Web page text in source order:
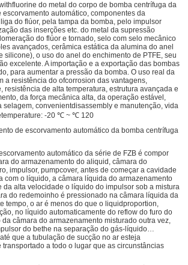
do metal do corpo de bomba centrífuga da
escorvamento automático, componentes da
do flúor, pela tampa da bomba, pelo impulsor
das inserções etc. do metal da supressão
do flúor e tornado, selo com selo mecânico
avançados, cerâmica estática da alumina do anel
silicone), o uso do anel do enchimento de PTFE, seu
excelente. A importação e a exportação das bombas
para aumentar a pressão da bomba. O uso real da
a resistência do ofcorrosion das vantagens,
resistência de alta temperatura, estrutura avançada e
da força mecânica alta, da operação estável,
selagem, convenientdisassembly e manutenção, vida
-20 ℃ ~ ℃ 120
de escorvamento automático da bomba centrífuga
automático da série de FZB é compor
do armazenamento do aliquid, câmara do
impulsor, pumpcover, antes de começar a cavidade
com o líquido, a câmara líquida do armazenamento
da alta velocidade o líquido do impulsor sob a mistura
do redemoinho é pressionado na câmara líquida da
tempo, o ar é menos do que o liquidproportion,
no líquido automaticamente do reflow do furo do
câmara do armazenamento misturado outra vez,
do bethe na separação do gás-líquido…
que a tubulação de sucção no ar esteja
a todo o lugar que as circunstâncias